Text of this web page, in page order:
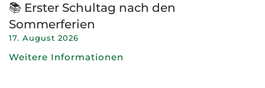
📚 Erster Schultag nach den
Sommerferien
17. August 2026
Weitere Informationen